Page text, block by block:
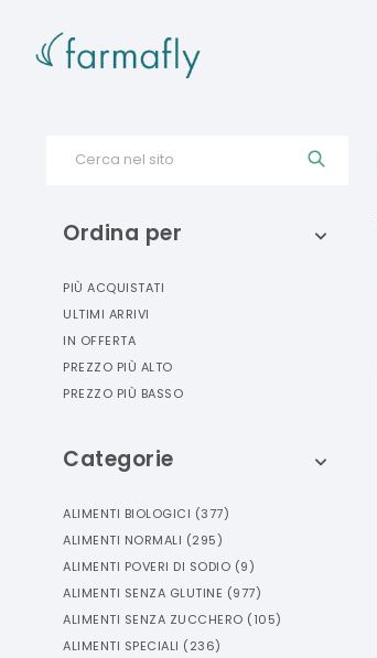
Cerca nel sito
Ordina per
PIÙ ACQUISTATI
ULTIMI ARRIVI
IN OFFERTA
PREZZO PIÙ ALTO
PREZZO PIÙ BASSO
Categorie
ALIMENTI BIOLOGICI (377)
ALIMENTI NORMALI (295)
ALIMENTI POVERI DI SODIO (9)
ALIMENTI SENZA GLUTINE (977)
ALIMENTI SENZA ZUCCHERO (105)
ALIMENTI SPECIALI (236)